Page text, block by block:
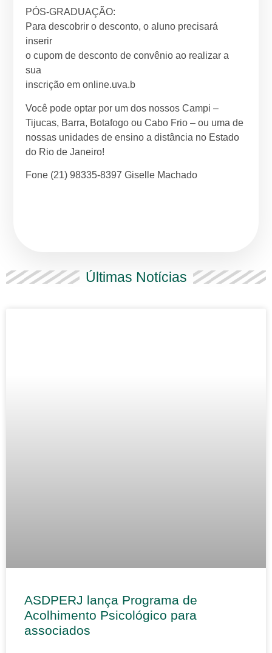
PÓS-GRADUAÇÃO:
Para descobrir o desconto, o aluno precisará
inserir
o cupom de desconto de convênio ao realizar a
sua
inscrição em online.uva.b
Você pode optar por um dos nossos Campi –
Tijucas, Barra, Botafogo ou Cabo Frio – ou uma de
nossas unidades de ensino a distância no Estado
do Rio de Janeiro!
Fone (21) 98335-8397 Giselle Machado
Últimas Notícias
ASDPERJ lança Programa de
Acolhimento Psicológico para
associados